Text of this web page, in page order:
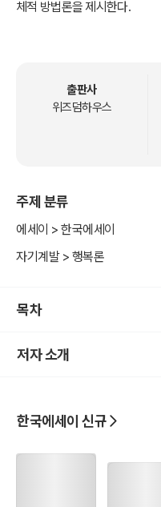
체적 방법론을 제시한다.
가지 현실적인 체크리스트를
쉬워지는 일을 경험할 것이다.
출판사
위즈덤하우스
주제 분류
에세이 > 한국에세이
자기계발 > 행복론
목차
저자 소개
한국에세이 신규